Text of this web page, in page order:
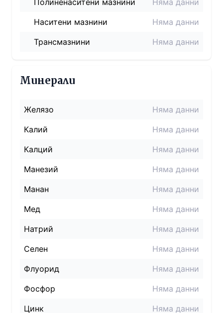
Полиненаситени мазнини
Няма данни
Наситени мазнини
Няма данни
Трансмазнини
Няма данни
Минерали
Желязо
Няма данни
Калий
Няма данни
Калций
Няма данни
Манезий
Няма данни
Манан
Няма данни
Мед
Няма данни
Натрий
Няма данни
Селен
Няма данни
Флуорид
Няма данни
Фосфор
Няма данни
Цинк
Няма данни